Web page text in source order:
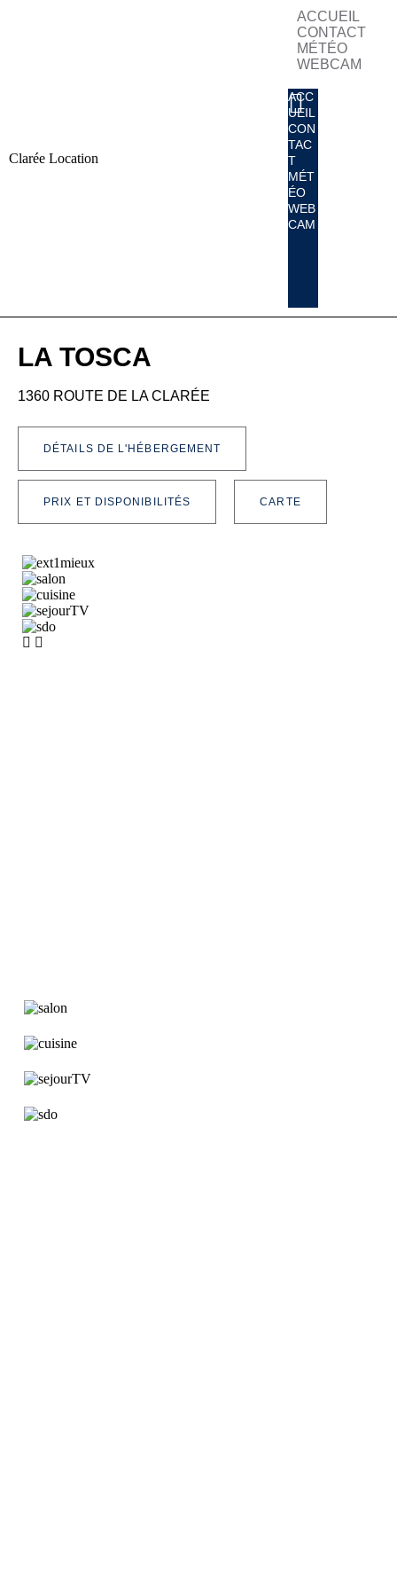
Clarée Location
ACCUEIL
CONTACT
MÉTÉO
WEBCAM
ACC
UEIL
CON
TAC
T
MÉT
ÉO
WEB
CAM
LA TOSCA
1360 ROUTE DE LA CLARÉE
DÉTAILS DE L'HÉBERGEMENT
PRIX ET DISPONIBILITÉS CARTE